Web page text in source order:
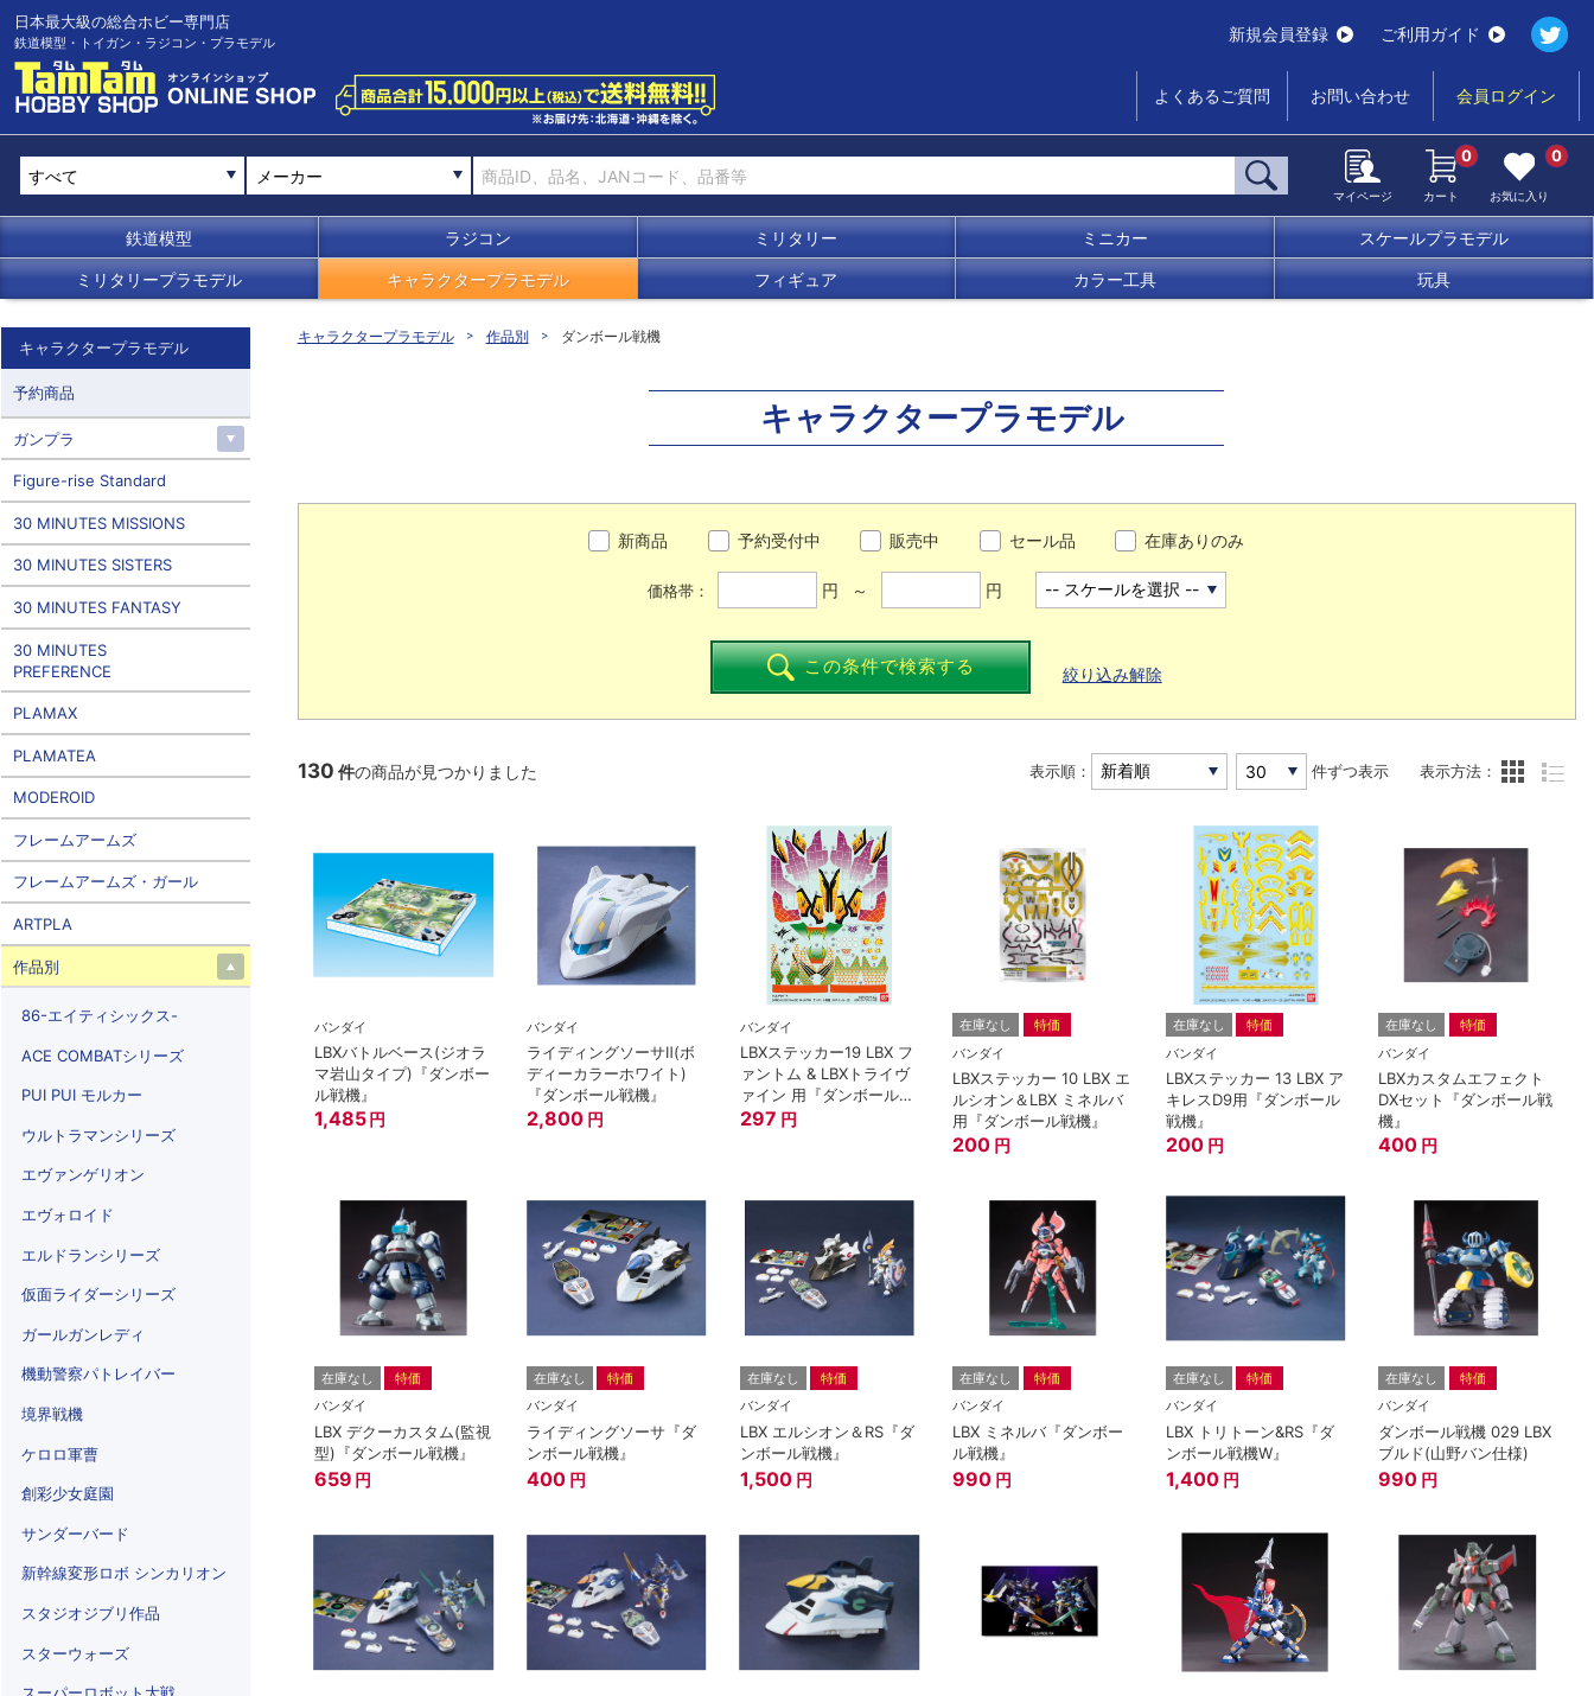
日本最大級の総合ホビー専門店
鉄道模型・トイガン・ラジコン・プラモデル 新規会員登録 ご利用ガイド
よくあるご質問 お問い合わせ 会員ログイン
メーカー
マイページ カート
0
お気に入り
0
鉄道模型 ラジコン ミリタリー ミニカー スケールプラモデル
ミリタリープラモデル キャラクタープラモデル フィギュア カラー工具 玩具
キャラクタープラモデル 作品別 ダンボール戦機
キャラクタープラモデル
新商品 予約受付中 販売中 セール品 在庫ありのみ
価格帯： 円 ～ 円
この条件で検索する 絞り込み解除
130 件の商品が見つかりました 表示順： 件ずつ表示 表示方法：
バンダイ
LBXバトルベース(ジオラ
マ岩山タイプ)『ダンボー
ル戦機』
1,485 円
バンダイ
ライディングソーサⅡ(ボ
ディーカラーホワイト)
『ダンボール戦機』
2,800 円
バンダイ
LBXステッカー19 LBX フ
ァントム & LBXトライヴ
ァイン 用『ダンボール戦
機』
297 円
在庫なし
特価
バンダイ
LBXステッカー 10 LBX エ
ルシオン＆LBX ミネルバ
用『ダンボール戦機』
200 円
在庫なし
特価
バンダイ
LBXステッカー 13 LBX ア
キレスD9用『ダンボール
戦機』
200 円
在庫なし
特価
バンダイ
LBXカスタムエフェクト
DXセット『ダンボール戦
機』
400 円
在庫なし
特価
バンダイ
LBX デクーカスタム(監視
型)『ダンボール戦機』
659 円
在庫なし
特価
バンダイ
ライディングソーサ『ダ
ンボール戦機』
400 円
在庫なし
特価
バンダイ
LBX エルシオン＆RS『ダ
ンボール戦機』
1,500 円
在庫なし
特価
バンダイ
LBX ミネルバ『ダンボー
ル戦機』
990 円
在庫なし
特価
バンダイ
LBX トリトーン&RS『ダ
ンボール戦機W』
1,400 円
在庫なし
特価
バンダイ
ダンボール戦機 029 LBX
ブルド(山野バン仕様)
990 円
キャラクタープラモデル
予約商品
ガンプラ
Figure-rise Standard
30 MINUTES MISSIONS
30 MINUTES SISTERS
30 MINUTES FANTASY
30 MINUTES
PREFERENCE
PLAMAX
PLAMATEA
MODEROID
フレームアームズ
フレームアームズ・ガール
ARTPLA
作品別
86-エイティシックス-
ACE COMBATシリーズ
PUI PUI モルカー
ウルトラマンシリーズ
エヴァンゲリオン
エヴォロイド
エルドランシリーズ
仮面ライダーシリーズ
ガールガンレディ
機動警察パトレイバー
境界戦機
ケロロ軍曹
創彩少女庭園
サンダーバード
新幹線変形ロボ シンカリオン
スタジオジブリ作品
スターウォーズ